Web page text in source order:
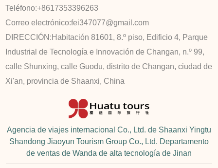
Teléfono:+8617353396263
Correo electrónico:fei347077@gmail.com
DIRECCIÓN: Habitación 81601, 8.º piso, Edificio 4, Parque
Industrial de Tecnología e Innovación de Changan, n.º 99,
calle Shunxing, calle Guodu, distrito de Changan, ciudad de
Xi'an, provincia de Shaanxi, China
Agencia de viajes internacional Co., Ltd. de Shaanxi Yingtu
Shandong Jiaoyun Tourism Group Co., Ltd. Departamento
de ventas de Wanda de alta tecnología de Jinan